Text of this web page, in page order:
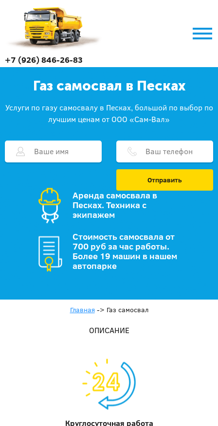
+7 (926) 846-26-83
Газ самосвал в Песках
Услуги по газу самосвалу в Песках, большой по выбор по
лучшим ценам от ООО «Сам-Вал»
Отправить
Аренда самосвала в
Песках. Техника с
экипажем
Стоимость самосвала от
700 руб за час работы.
Более 19 машин в нашем
автопарке
Главная -> Газ самосвал
ОПИСАНИЕ
Круглосуточная работа